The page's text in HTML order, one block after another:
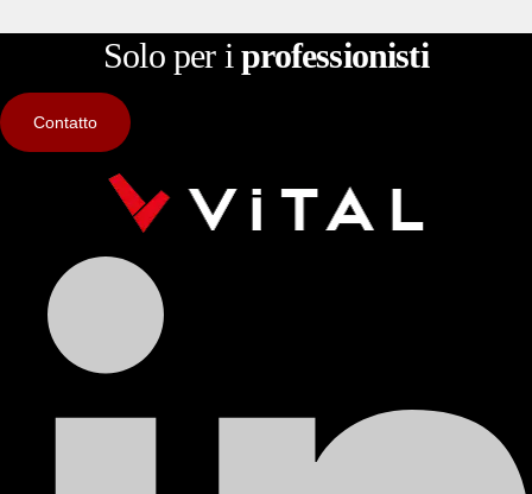
Solo per iprofessionisti
Contatto